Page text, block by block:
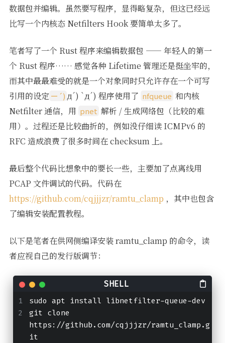
数据包并编辑。虽然要写程序，显得略复杂，但这已经远
比写一个内核态 Netfilters Hook 要简单太多了。
笔者写了一个 Rust 程序来编辑数据包 —— 年轻人的第一
个 Rust 程序…… 感觉各种 Lifetime 管理还是挺坐牢的，
而其中最最难受的就是一个对象同时只允许存在一个可写
引用的设定 ー´)д´) `д´) 程序使用了 nfqueue 和内核
Netfilter 通信，用 pnet 解析 / 生成网络包（比较的难
用）。过程还是比较曲折的，例如没仔细读 ICMPv6 的
RFC 造成浪费了很多时间在 checksum 上。
最后整个代码比想象中的要长一些，主要加了点离线用
PCAP 文件调试的代码。代码在
https://github.com/cqjjjzr/ramtu_clamp ，其中也包含
了编辑安装配置教程。
以下是笔者在供网侧编译安装 ramtu_clamp 的命令，读
者应视自己的发行版调节：
sudo apt install libnetfilter-queue-dev
git clone
https://github.com/cqjjjzr/ramtu_clamp.g
it